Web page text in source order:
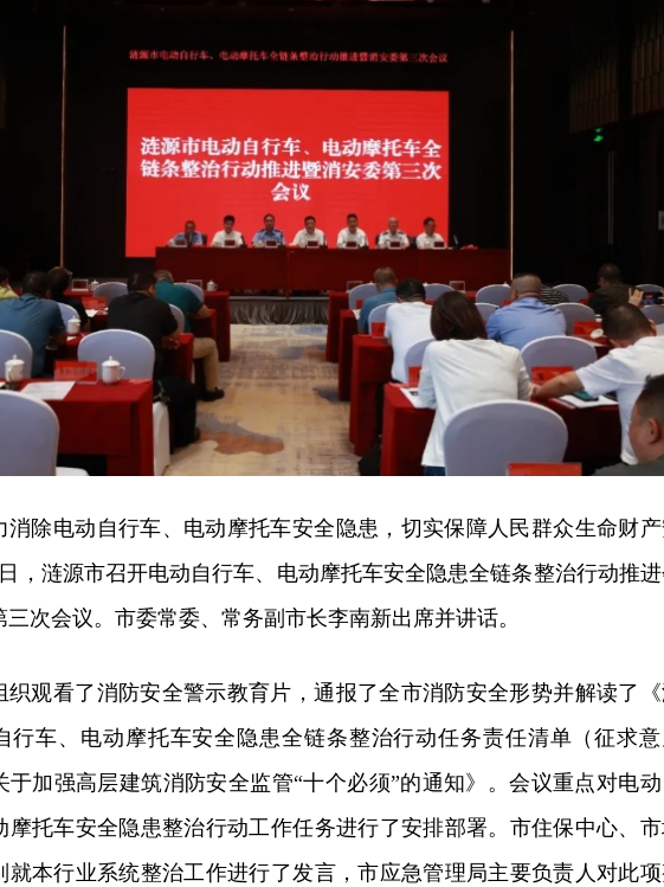
消除电动自行车、电动摩托车安全隐患，切实保障人民群众生命财
，涟源市召开电动自行车、电动摩托车安全隐患全链条整治行动推
三次会议。市委常委、常务副市长李南新出席并讲话。
织观看了消防安全警示教育片，通报了全市消防安全形势并解读了
行车、电动摩托车安全隐患全链条整治行动任务责任清单（征求
于加强高层建筑消防安全监管“十个必须”的通知》。会议重点对电
摩托车安全隐患整治行动工作任务进行了安排部署。市住保中心、
就本行业系统整治工作进行了发言，市应急管理局主要负责人对此